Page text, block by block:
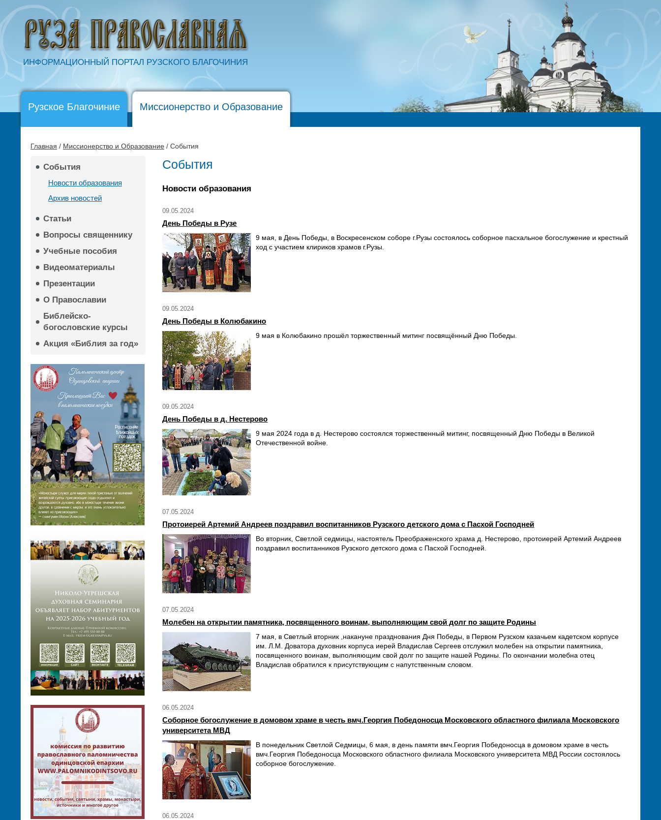
ИНФОРМАЦИОННЫЙ ПОРТАЛ РУЗСКОГО БЛАГОЧИНИЯ
Рузское Благочиние Миссионерство и Образование
Главная / Миссионерство и Образование / События
События
Новости образования
Архив новостей
Статьи
Вопросы священнику
Учебные пособия
Видеоматериалы
Презентации
О Православии
Библейско-
богословские курсы
Акция «Библия за год»
События
Новости образования
09.05.2024
День Победы в Рузе
9 мая, в День Победы, в Воскресенском соборе г.Рузы состоялось соборное пасхальное богослужение и крестный
ход с участием клириков храмов г.Рузы.
09.05.2024
День Победы в Колюбакино
9 мая в Колюбакино прошёл торжественный митинг посвящённый Дню Победы.
09.05.2024
День Победы в д. Нестерово
9 мая 2024 года в д. Нестерово состоялся торжественный митинг, посвященный Дню Победы в Великой
Отечественной войне.
07.05.2024
Протоиерей Артемий Андреев поздравил воспитанников Рузского детского дома с Пасхой Господней
Во вторник, Светлой седмицы, настоятель Преображенского храма д. Нестерово, протоиерей Артемий Андреев
поздравил воспитанников Рузского детского дома с Пасхой Господней.
07.05.2024
Молебен на открытии памятника, посвященного воинам, выполняющим свой долг по защите Родины
7 мая, в Светлый вторник ,накануне празднования Дня Победы, в Первом Рузском казачьем кадетском корпусе
им. Л.М. Доватора духовник корпуса иерей Владислав Сергеев отслужил молебен на открытии памятника,
посвященного воинам, выполняющим свой долг по защите нашей Родины. По окончании молебна отец
Владислав обратился к присутствующим с напутственным словом.
06.05.2024
Cоборное богослужение в домовом храме в честь вмч.Георгия Победоносца Московского областного филиала Московского
университета МВД
В понедельник Светлой Седмицы, 6 мая, в день памяти вмч.Георгия Победоносца в домовом храме в честь
вмч.Георгия Победоносца Московского областного филиала Московского университета МВД России состоялось
соборное богослужение.
06.05.2024